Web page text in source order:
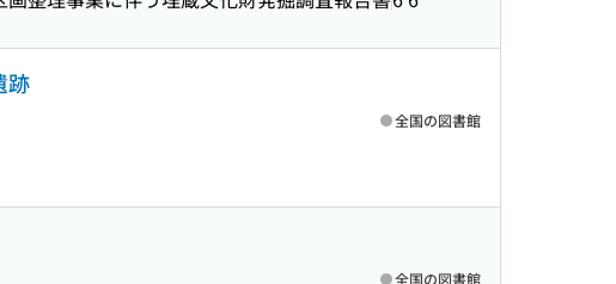
跡
全国の図書館
全国の図書館